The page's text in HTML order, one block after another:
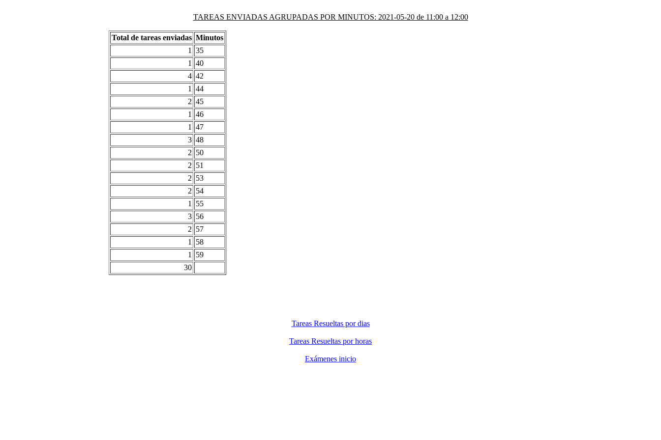
TAREAS ENVIADAS AGRUPADAS POR MINUTOS: 2021-05-20 de 11:00 a 12:00
Total de tareas enviadas Minutos
1
35
1
40
4 42
1
44
2 45
1
46
1
47
3 48
2 50
2 51
2 53
2 54
1
55
3 56
2 57
1
58
1
59
30
Tareas Resueltas por dias
Tareas Resueltas por horas
Exámenes inicio